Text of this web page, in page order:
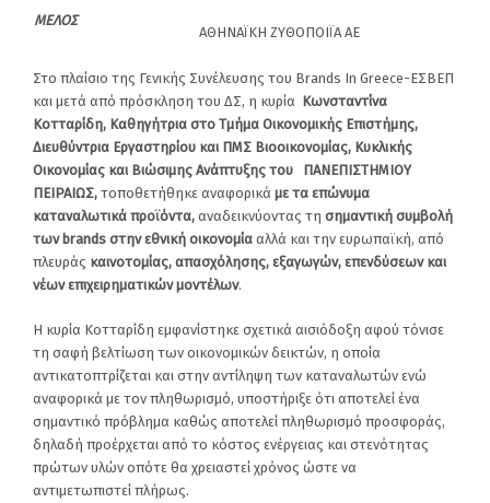
ΜΕΛΟΣ
ΑΘΗΝΑΪΚΗ ΖΥΘΟΠΟΙΪΑ ΑΕ
Στο πλαίσιο της Γενικής Συνέλευσης του Brands In Greece-ΕΣΒΕΠ
και μετά από πρόσκληση του ΔΣ, η κυρία Κωνσταντίνα
Κοτταρίδη, Καθηγήτρια στο Τμήμα Οικονομικής Επιστήμης,
Διευθύντρια Εργαστηρίου και ΠΜΣ Βιοοικονομίας, Κυκλικής
Οικονομίας και Βιώσιμης Ανάπτυξης του ΠΑΝΕΠΙΣΤΗΜΙΟΥ
ΠΕΙΡΑΙΩΣ, τοποθετήθηκε αναφορικά με τα επώνυμα
καταναλωτικά προϊόντα, αναδεικνύοντας τη σημαντική συμβολή
των brands στην εθνική οικονομία αλλά και την ευρωπαϊκή, από
πλευράς καινοτομίας, απασχόλησης, εξαγωγών, επενδύσεων και
νέων επιχειρηματικών μοντέλων.
H κυρία Κοτταρίδη εμφανίστηκε σχετικά αισιόδοξη αφού τόνισε
τη σαφή βελτίωση των οικονομικών δεικτών, η οποία
αντικατοπτρίζεται και στην αντίληψη των καταναλωτών ενώ
αναφορικά με τον πληθωρισμό, υποστήριξε ότι αποτελεί ένα
σημαντικό πρόβλημα καθώς αποτελεί πληθωρισμό προσφοράς,
δηλαδή προέρχεται από το κόστος ενέργειας και στενότητας
πρώτων υλών οπότε θα χρειαστεί χρόνος ώστε να
αντιμετωπιστεί πλήρως.